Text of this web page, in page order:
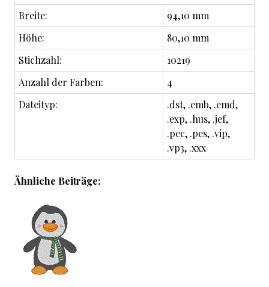
Breite:
94,10 mm
Höhe:
80,10 mm
Stichzahl:
10219
Anzahl der Farben:
4
Dateityp:
.dst, .emb, .emd,
.exp, .hus, .jef,
.pec, .pes, .vip,
.vp3, .xxx
Ähnliche Beiträge: